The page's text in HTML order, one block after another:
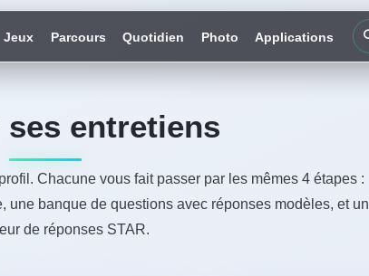
Jeux Parcours Quotidien Photo Applications
ses entretiens
Chacune vous fait passer par les mêmes 4 étapes :
une banque de questions avec réponses modèles, et un
de réponses STAR.